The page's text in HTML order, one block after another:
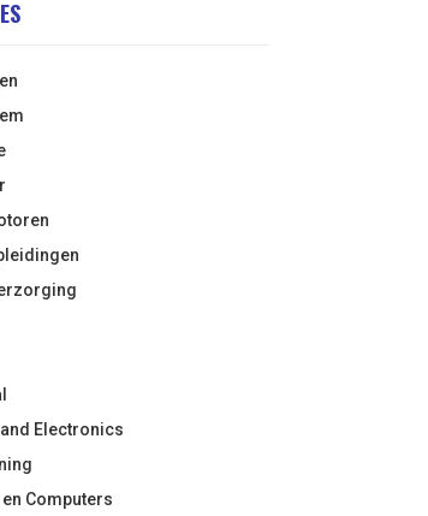
Electronics
Computers